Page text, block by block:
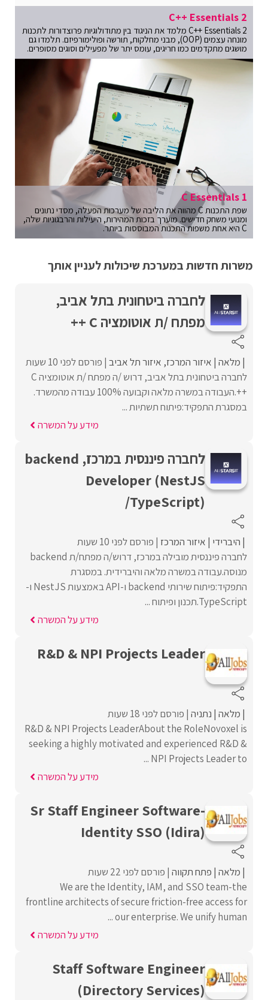
C++ Essentials 2
C++ Essentials 2 מלמד את הניגוד בין מתודולוגיות פרוצדורות לתכנות
מונחה עצמים (OOP), מבני מחלקות, תורשה ופולימורפיזם. תלמדו גם
מושגים מתקדמים כמו חריגים, עומס יתר של מפעילים וסוגים מסופרים.
C Essentials 1
שפת התכנות C מהווה את הליבה של מערכות הפעלה, מסדי נתונים
ומנועי משחק חדישים. מוערך בזכות המהירות, היעילות והרבגוניות שלה,
C היא אחת משפות התכנות המבוססות ביותר.
משרות חדשות במערכת שיכולות לעניין אותך
לחברה ביטחונית בתל אביב,
מפתח /ת אוטומציה C ++
מלאה איזור המרכז איזור תל אביב פורסם לפני 10 שעות
לחברה ביטחונית בתל אביב, דרוש /ה מפתח /ת אוטומציה C
++.העבודה במשרה מלאה וקבועה 100% עבודה מהמשרד.
במסגרת התפקיד:פיתוח תשתיות ...
מידע על המשרה
לחברה פיננסית במרכז, backend
Developer (NestJS
/TypeScript)
היברידי איזור המרכז פורסם לפני 10 שעות
לחברה פיננסית מובילה במרכז, דרוש/ה מפתח/ת backend
מנוסה.עבודה במשרה מלאה והיברידית. במסגרת
התפקיד:פיתוח שירותי backend ו-API באמצעות NestJS ו-
TypeScript.תכנון ופיתוח ...
מידע על המשרה
R&D & NPI Projects Leader
מלאה נתניה פורסם לפני 18 שעות
R&D & NPI Projects LeaderAbout the RoleNovoxel is
seeking a highly motivated and experienced R&D &
NPI Projects Leader to ...
מידע על המשרה
Sr Staff Engineer Software-
Identity SSO (Idira)
מלאה פתח תקווה פורסם לפני 22 שעות
We are the Identity, IAM, and SSO team-the
frontline architects of secure friction-free access for
our enterprise. We unify human ...
מידע על המשרה
Staff Software Engineer
(Directory Services)